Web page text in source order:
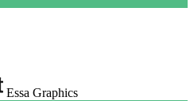
Essa Graphics